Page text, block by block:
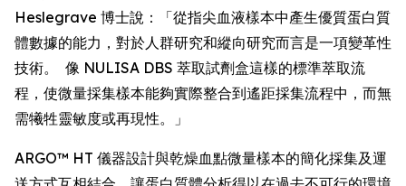
Heslegrave 博士說：「從指尖血液樣本中產生優質蛋白質
體數據的能力，對於人群研究和縱向研究而言是一項變革性
技術。 像 NULISA DBS 萃取試劑盒這樣的標準萃取流
程，使微量採集樣本能夠實際整合到遙距採集流程中，而無
需犧牲靈敏度或再現性。」
ARGO™ HT 儀器設計與乾燥血點微量樣本的簡化採集及運